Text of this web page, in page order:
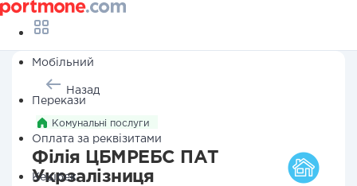
Мобільний
Перекази
Оплата за реквізитами
Кешбек
Назад
Комунальні послуги
Філія ЦБМРЕБС ПАТ
Укрзалізниця